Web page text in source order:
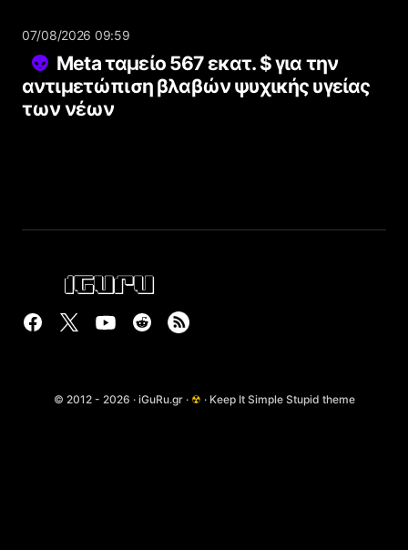
07/08/2026 09:59
Meta ταμείο 567 εκατ. $ για την
αντιμετώπιση βλαβών ψυχικής υγείας
των νέων
© 2012 - 2026 · iGuRu.gr · ☢ · Keep It Simple Stupid theme